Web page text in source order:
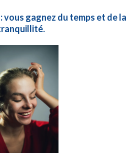
gagnez du temps et de la